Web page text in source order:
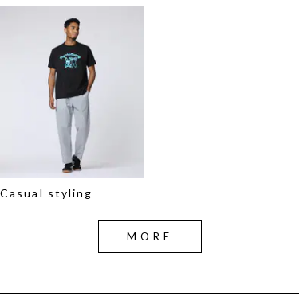
Casual styling
MORE